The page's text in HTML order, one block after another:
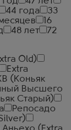
44 года
33
16
48 лет
72
Old)
Extra
(Коньяк
Высшего
Старый)
Репосадо